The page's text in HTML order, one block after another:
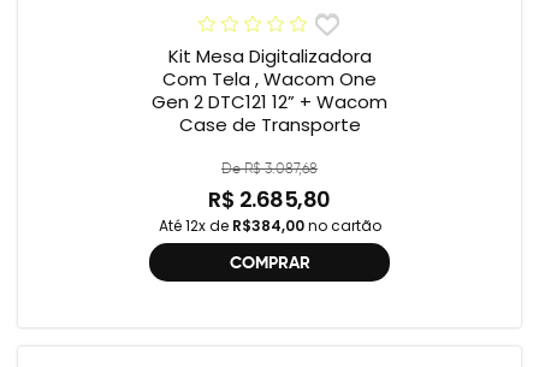
Kit Mesa Digitalizadora
Com Tela , Wacom One
Gen 2 DTC121 12” + Wacom
Case de Transporte
De R$ 3.087,68
R$ 2.685,80
Até 12x de R$384,00no cartão
COMPRAR